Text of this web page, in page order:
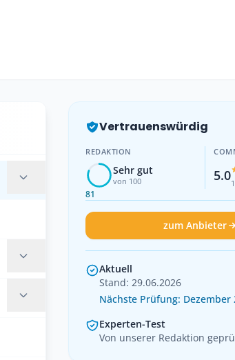
Vertrauenswürdig
REDAKTION
81
Sehr gut
von 100 5.0
zum Anbieter
Aktuell
Stand: 29.06.2026
Nächste Prüfung: Dezember
Experten-Test
Von unserer Redaktion